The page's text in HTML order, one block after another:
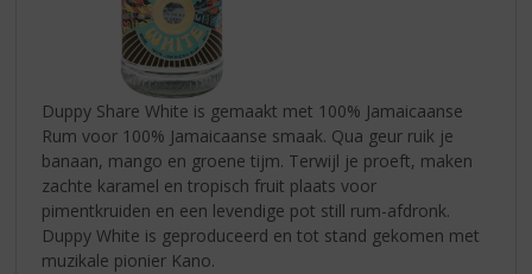
Duppy Share White is gemaakt met 100% Jamaicaanse
Rum voor 100% Jamaicaanse smaak. Qua geur ruik je
banaan, mango en groene tijm. Terwijl je proeft, maken
zachte karamel en tropisch fruit plaats voor
pimentkruiden en een levendige pot still rum-afdronk.
Duppy White is geproduceerd en tot stand gekomen met
muzikale pionier Kano.